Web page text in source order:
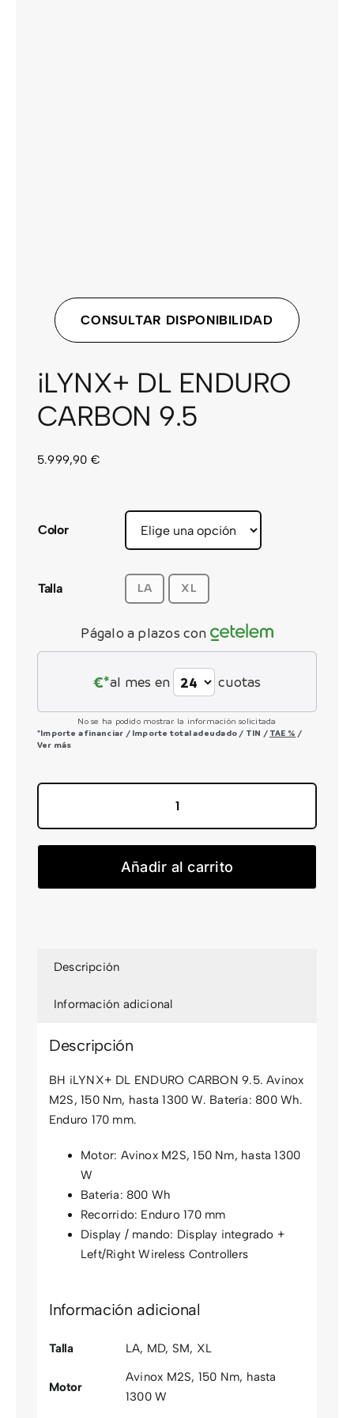
CONSULTAR DISPONIBILIDAD
iLYNX+ DL ENDURO
CARBON 9.5
5.999,90 €
Color
Talla LA XL
Págalo a plazos con
€*al mes en cuotas
No se ha podido mostrar la información solicitada
*Importe a financiar / Importe total adeudado / TIN / TAE % /
Ver más
ENDURO
Añadir al carrito
Descripción
Información adicional
Descripción
BH iLYNX+ DL ENDURO CARBON 9.5. Avinox
M2S, 150 Nm, hasta 1300 W. Batería: 800 Wh.
Enduro 170 mm.
Motor: Avinox M2S, 150 Nm, hasta 1300
W
Batería: 800 Wh
Recorrido: Enduro 170 mm
Display / mando: Display integrado +
Left/Right Wireless Controllers
Información adicional
Talla LA, MD, SM, XL
Motor
Avinox M2S, 150 Nm, hasta
1300 W